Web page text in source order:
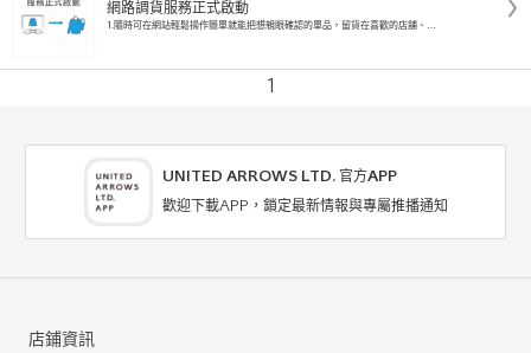
網路調貨服務正式啟動
1.隨時可在網站輕鬆操作簡單就能把想親眼確認的單品，留貨在喜歡的店舖、…
UNITED ARROWS LTD. 官方APP
歡迎下載APP，鎖定最新情報與專屬推播通知
店鋪資訊